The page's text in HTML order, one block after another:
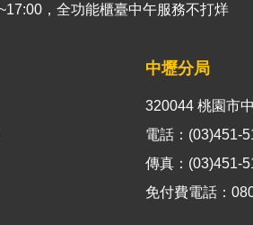
，全功能櫃臺中午服務不打烊
中壢分局
320044 桃園市
電話：(03)451-
傳真：(03)451-
免付費電話：